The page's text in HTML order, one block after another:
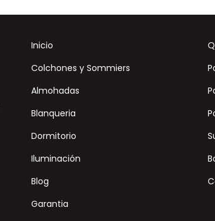
Inicio
Colchones y Sommiers
Almohadas
Blanqueria
Dormitorio
Iluminación
Blog
Garantia